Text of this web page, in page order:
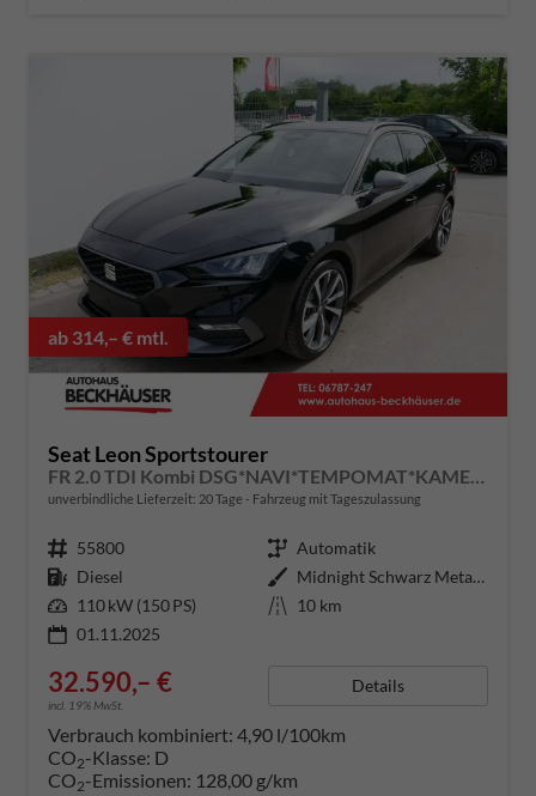
ab 314,– € mtl.
Seat Leon Sportstourer
FR 2.0 TDI Kombi DSG*NAVI*TEMPOMAT*KAMERA*KEYLESS-GO*VIRTUAL COCKPIT*
unverbindliche Lieferzeit: 20 Tage Fahrzeug mit Tageszulassung
Fahrzeugnummer 55800 Getriebe Automatik
Kraftstoff Diesel Außenfarbe
Midnight Schwarz Metallic
Leistung 110 kW (150 PS) Kilometerstand 10 km
01.11.2025
32.590,– €
incl. 19% MwSt.
Details
Verbrauch kombiniert: 4,90 l/100km
CO2-Klasse: D
CO2-Emissionen: 128,00 g/km